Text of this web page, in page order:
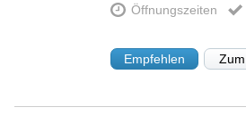
Öffnungszeiten
Empfehlen